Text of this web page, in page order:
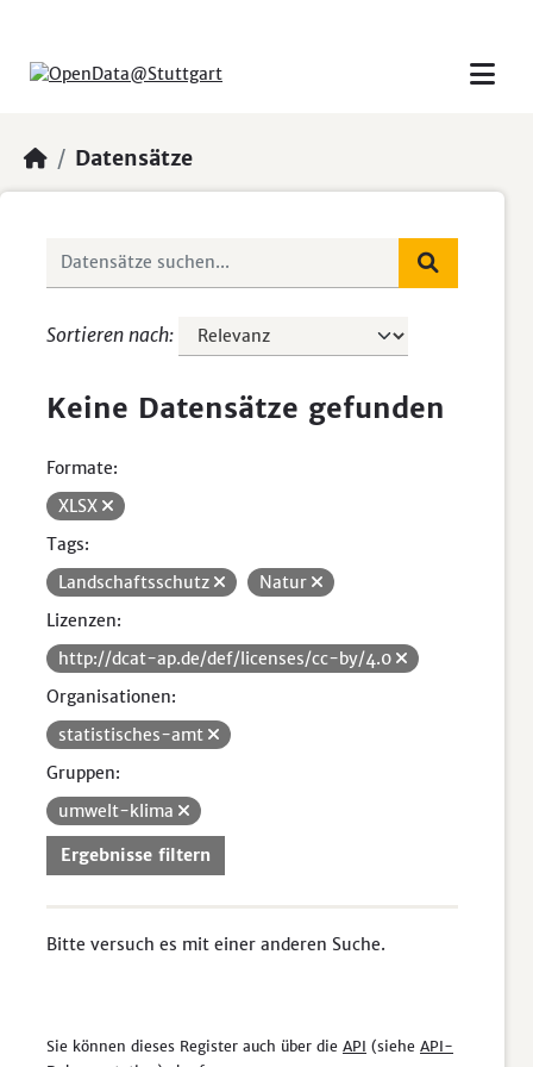
Datensätze
Sortieren nach
Keine Datensätze gefunden
Formate:
XLSX
Tags:
Landschaftsschutz
Natur
Lizenzen:
http://dcat-ap.de/def/licenses/cc-by/4.0
Organisationen:
statistisches-amt
Gruppen:
umwelt-klima
Ergebnisse filtern
Bitte versuch es mit einer anderen Suche.
Sie können dieses Register auch über die API (siehe API-